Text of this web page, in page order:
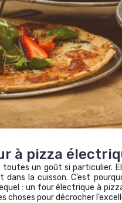
à pizza
un goût si particulier.
la cuisson. C’est
: un four électrique à
pour décrocher